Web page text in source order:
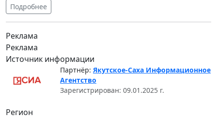
Подробнее
Реклама
Реклама
Источник информации
Партнёр: Якутское-Саха Информационное
Агентство
Зарегистрирован: 09.01.2025 г.
Регион